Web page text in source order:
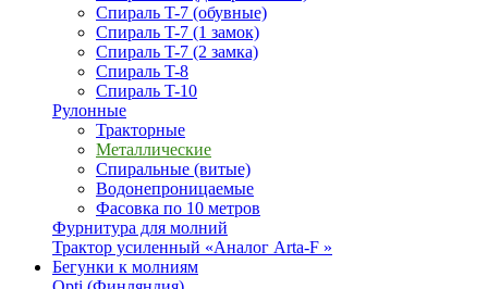
Спираль T-7 (обувные)
Спираль T-7 (1 замок)
Спираль T-7 (2 замка)
Спираль T-8
Спираль T-10
Рулонные
Тракторные
Металлические
Спиральные (витые)
Водонепроницаемые
Фасовка по 10 метров
Фурнитура для молний
Трактор усиленный «Аналог Arta-F »
Бегунки к молниям